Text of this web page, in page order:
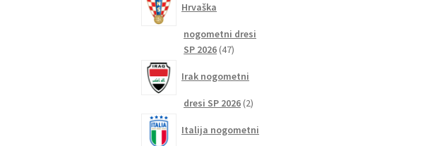
Hrvaška
nogometni dresi
SP 2026 4747
Irak nogometni
dresi SP 2026 22
Italija nogometni